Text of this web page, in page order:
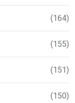
(164)
(155)
(151)
(150)